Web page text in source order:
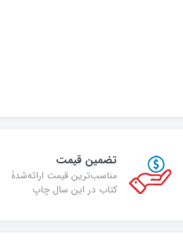
تضمین قیمت
مناسب‌ترین قیمت ارائه‌شدۀ
کتاب در این سال چاپ